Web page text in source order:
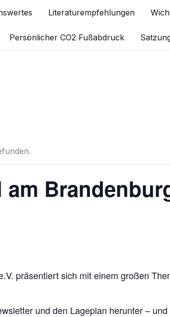
Literaturempfehlungen
Persönlicher CO2 Fußabdruck
präsentiert sich mit einem großen
und den Lageplan herunter –